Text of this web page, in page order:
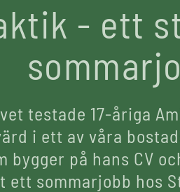
- ett
testade 17-åriga
i ett av våra
bygger på hans CV
ett sommarjobb hos